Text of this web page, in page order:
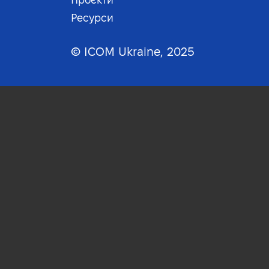
Footer4
Ресурси
© ICOM Ukraine, 2025